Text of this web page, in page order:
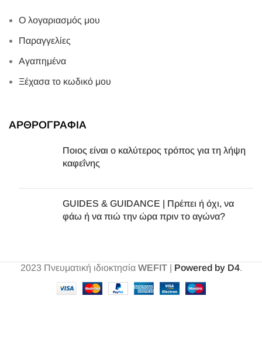
Ο λογαριασμός μου
Παραγγελίες
Αγαπημένα
Ξέχασα το κωδικό μου
ΑΡΘΡΟΓΡΑΦΙΑ
Ποιος είναι ο καλύτερος τρόπος για τη λήψη
καφεΐνης
GUIDES & GUIDANCE | Πρέπει ή όχι, να
φάω ή να πιώ την ώρα πριν το αγώνα?
2023 Πνευματική ιδιοκτησία WEFIT| Powered by D4.